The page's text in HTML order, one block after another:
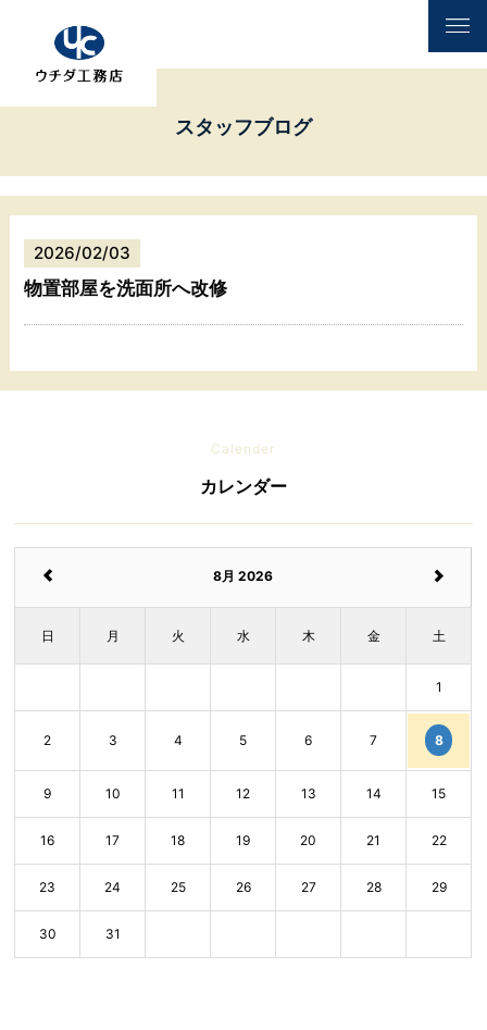
スタッフブログ
2026/02/03
物置部屋を洗面所へ改修
Calender
カレンダー
8月 2026
日 月 火 水 木 金 土
1
2 3 4 5 6 7 8
9 10 11 12 13 14 15
16 17 18 19 20 21 22
23 24 25 26 27 28 29
30 31